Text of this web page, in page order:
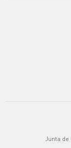
Junta de